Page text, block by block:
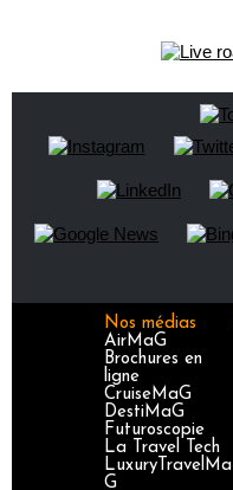
Nos médias
AirMaG
Brochures en
ligne
CruiseMaG
DestiMaG
Futuroscopie
La Travel Tech
LuxuryTravelMa
G